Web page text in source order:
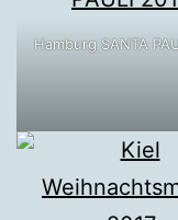
Hamburg SANTA